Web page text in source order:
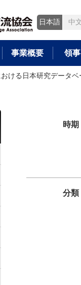
日本語 中
事業概要 領
ける日本研究データベ
時期
分類